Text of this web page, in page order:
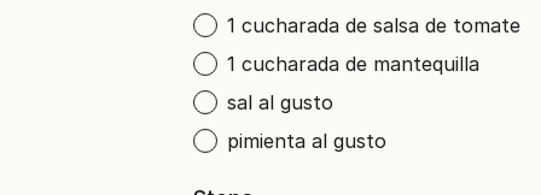
1 cucharada de salsa de tomate
1 cucharada de mantequilla
sal al gusto
pimienta al gusto